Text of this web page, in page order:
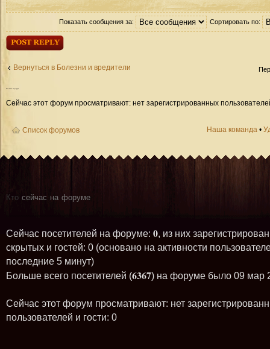
Показать сообщения за: Сортировать по:
Ответить
Вернуться в Болезни и вредители
Кто сейчас на форуме
Сейчас этот форум просматривают: нет зарегистрированных
Список форумов Наша команда •
Кто сейчас на форуме
Сейчас посетителей на форуме: 0, из них
скрытых и гостей: 0 (основано на активности
последние 5 минут)
Больше всего посетителей (6367) на форуме было 09 мар
Сейчас этот форум просматривают: нет
пользователей и гости: 0